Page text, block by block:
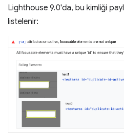
Lighthouse 9.0'da, bu kimliği
listelenir: